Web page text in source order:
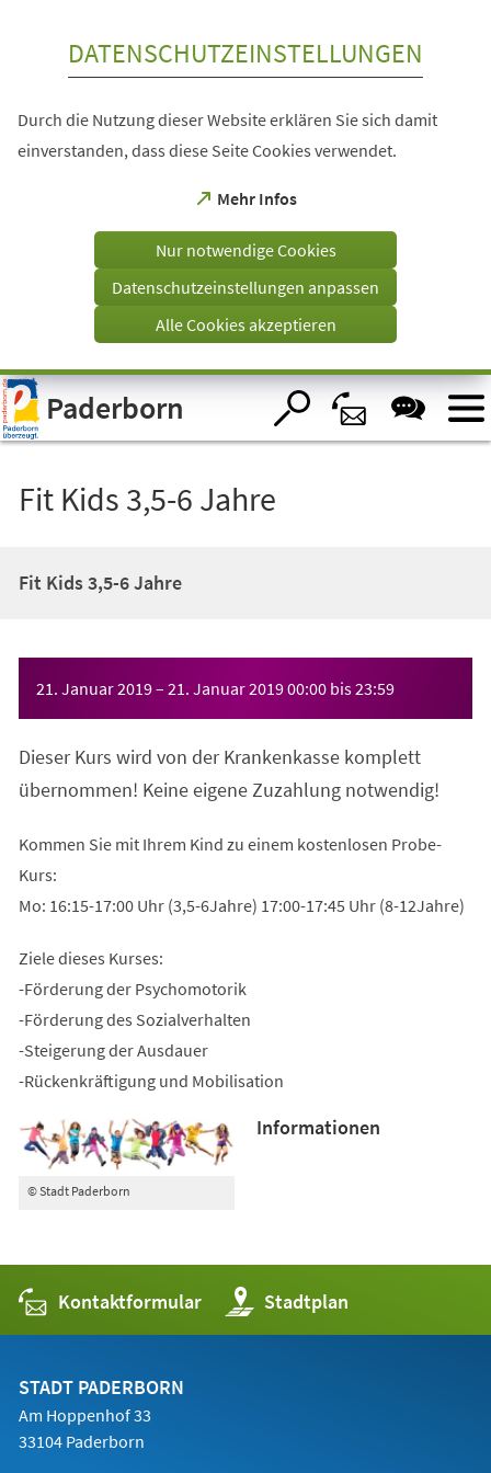
Visuelle
Assistenzsoftware
öffnen.
DATENSCHUTZEINSTELLUNGEN
Durch die Nutzung dieser Website erklären Sie sich damit
einverstanden, dass diese Seite Cookies verwendet.
Mehr Infos
(Öffnet
einem
Tab)
Nur notwendige Cookies
Datenschutzeinstellungen anpassen
Alle Cookies akzeptieren
Paderborn
Fit Kids 3,5-6 Jahre
Fit Kids 3,5-6 Jahre
21. Januar 2019– 21. Januar 201900:00 bis23:59
Dieser Kurs wird von der Krankenkasse komplett
übernommen! Keine eigene Zuzahlung notwendig!
Kommen Sie mit Ihrem Kind zu einem kostenlosen Probe-
Kurs:
Mo: 16:15-17:00 Uhr (3,5-6Jahre) 17:00-17:45 Uhr (8-12Jahre)
Ziele dieses Kurses:
-Förderung der Psychomotorik
-Förderung des Sozialverhalten
-Steigerung der Ausdauer
-Rückenkräftigung und Mobilisation
© Stadt Paderborn
Informationen
Kontaktformular Stadtplan
(Öffnet
in
einem
STADT PADERBORN
Am Hoppenhof 33
33104 Paderborn